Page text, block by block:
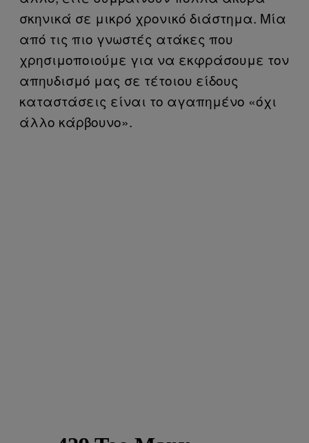
σκηνικά σε μικρό χρονικό διάστημα. Μία
από τις πιο γνωστές ατάκες που
χρησιμοποιούμε για να εκφράσουμε τον
απηυδισμό μας σε τέτοιου είδους
καταστάσεις είναι το αγαπημένο «όχι
άλλο κάρβουνο».